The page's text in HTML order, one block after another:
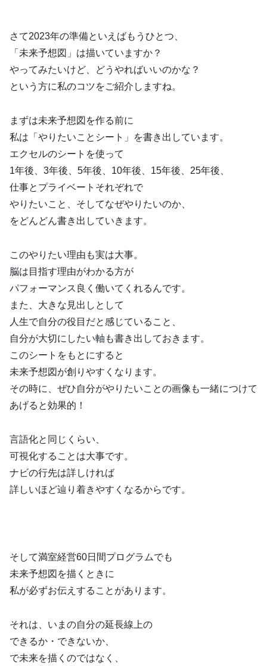
さて2023年の準備といえばもうひとつ、
「未来予想図」は描いていますか？
やってみたいけど、どうやればいいのかな？
という方に私のコツをご紹介しますね。
まずは未来予想図を作る前に
私は「やりたいことシート」を書き出しています。
エクセルのシートを使って
1年後、3年後、5年後、10年後、15年後、25年後、
仕事とプライベートそれぞれで
やりたいこと、そしてなぜやりたいのか、
をどんどん書き出していきます。
このやりたい理由も実は大事。
脳は目指す理由がわかる方が
パフォーマンス良く働いてくれるんです。
また、大きな見出しとして
人生で自分の役目だと感じていること、
自分が大切にしたい軸も書き出しておきます。
このシートをもとにすると
未来予想図が創りやすくなります。
その時に、ぜひ自分がやりたいことの画像も一緒につけて
あげると効果的！
言語化と同じくらい、
可視化することは大事です。
ナビの行先は詳しければ
詳しいほど辿り着きやすくなるからです。
そして満室経営60日間プログラムでも
未来予想図を描くときに
私が必ずお伝えすることがあります。
それは、いまの自分の延長線上の
できるか・できないか、
で未来を描くのではなく、